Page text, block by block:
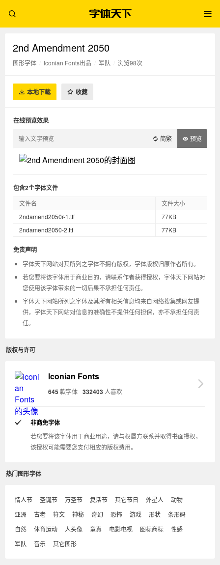
2nd Amendment 2050
图形字体 Iconian Fonts出品 军队 浏览98次
本地下载 收藏
在线预览效果
简繁 预览
包含2个字体文件
文件名
文件大小
2ndamend2050r-1.ttf
77KB
2ndamend2050-2.ttf
77KB
免责声明
字体天下网站对其所列之字体不拥有版权，字体版权归原作者所有。
若您要将该字体用于商业目的，请联系作者获得授权，字体天下网站对
您使用该字体带来的一切后果不承担任何责任。
字体天下网站所列之字体及其所有相关信息均来自网络搜集或网友提
供，字体天下网站对信息的准确性不提供任何担保，亦不承担任何责
任。
版权与许可
Iconian Fonts
645 款字体 332403 人喜欢
非商免字体
若您要将该字体用于商业用途，请与权属方联系并取得书面授权，
该授权可能需要您支付相应的版权费用。
热门图形字体
情人节 圣诞节 万圣节 复活节 其它节日 外星人
动物
亚洲
古老 符文 神秘 奇幻 恐怖 游戏 形状
条形码
自然
体育运动 人头像 童真 电影电视 图标商标
性感
军队
音乐 其它图形